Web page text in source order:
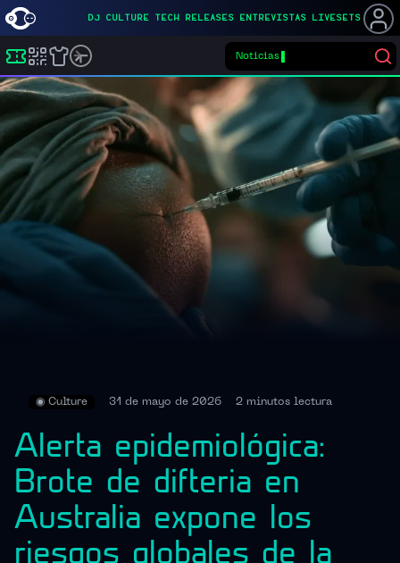
DJ CULTURE TECH RELEASES ENTREVISTAS LIVESETS
Buscar eventos
◉ Culture 31 de mayo de 2026 2 minutos lectura
Alerta epidemiológica:
Brote de difteria en
Australia expone los
riesgos globales de la